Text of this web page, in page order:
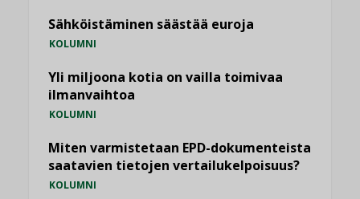
Sähköistäminen säästää euroja
KOLUMNI
Yli miljoona kotia on vailla toimivaa
ilmanvaihtoa
KOLUMNI
Miten varmistetaan EPD-dokumenteista
saatavien tietojen vertailukelpoisuus?
KOLUMNI